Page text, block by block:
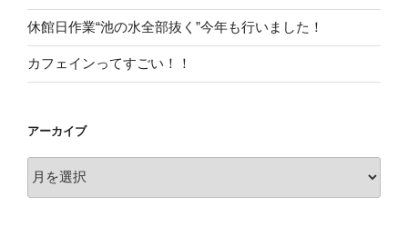
休館日作業“池の水全部抜く”今年も行いました！
カフェインってすごい！！
アーカイブ
ー